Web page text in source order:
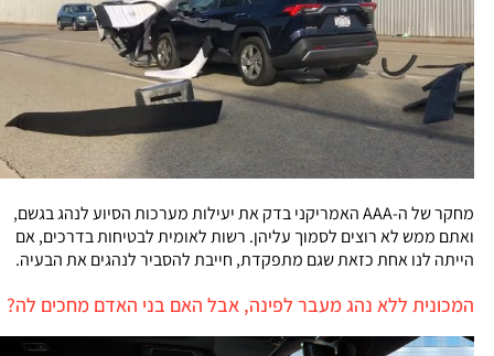
מחקר של ה-AAA האמריקני בדק את יעילות מערכות הסיוע לנהג בגשם,
ואתם ממש לא רוצים לסמוך עליהן. רשות לאומית לבטיחות בדרכים, אם
הייתה לנו אחת כזאת שגם מתפקדת, חייבת להסביר לנהגים את הבעיה.
המכונית ללא נהג מעבר לפינה, אבל האם בני האדם מחכים לה?